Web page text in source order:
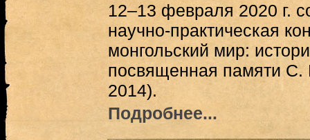
12–13 февраля 2020 г.
научно-практическая
монгольский мир:
посвященная памяти С.
2014).
Подробнее...